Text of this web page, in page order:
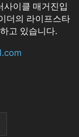
사이클 매거진입
더의 라이프스타
고 있습니다.